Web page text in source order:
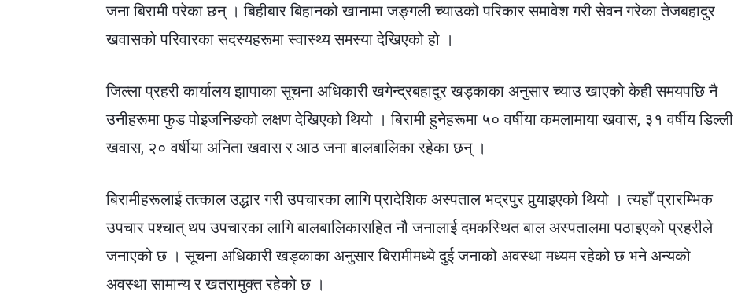
जना बिरामी परेका छन् । बिहीबार बिहानको खानामा जङ्गली च्याउको परिकार समावेश गरी सेवन गरेका तेजबहादुर
खवासको परिवारका सदस्यहरूमा स्वास्थ्य समस्या देखिएको हो ।
जिल्ला प्रहरी कार्यालय झापाका सूचना अधिकारी खगेन्द्रबहादुर खड्काका अनुसार च्याउ खाएको केही समयपछि नै
उनीहरूमा फुड पोइजनिङको लक्षण देखिएको थियो । बिरामी हुनेहरूमा ५० वर्षीया कमलामाया खवास, ३१ वर्षीय डिल्ली
खवास, २० वर्षीया अनिता खवास र आठ जना बालबालिका रहेका छन् ।
बिरामीहरूलाई तत्काल उद्धार गरी उपचारका लागि प्रादेशिक अस्पताल भद्रपुर पुर्‍याइएको थियो । त्यहाँ प्रारम्भिक
उपचार पश्चात् थप उपचारका लागि बालबालिकासहित नौ जनालाई दमकस्थित बाल अस्पतालमा पठाइएको प्रहरीले
जनाएको छ । सूचना अधिकारी खड्काका अनुसार बिरामीमध्ये दुई जनाको अवस्था मध्यम रहेको छ भने अन्यको
अवस्था सामान्य र खतरामुक्त रहेको छ ।